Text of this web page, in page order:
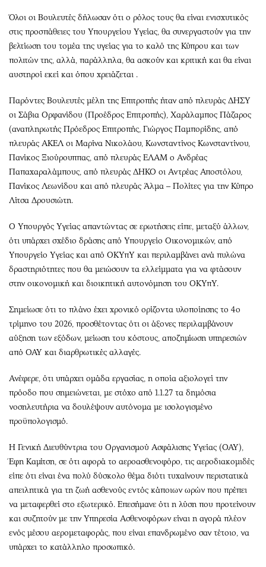
Όλοι οι Βουλευτές δήλωσαν ότι ο ρόλος τους θα είναι ενισχυτικός
στις προσπάθειες του Υπουργείου Υγείας, θα συνεργαστούν για την
βελτίωση του τομέα της υγείας για το καλό της Κύπρου και των
πολιτών της, αλλά, παράλληλα, θα ασκούν και κριτική και θα είναι
αυστηροί εκεί και όπου χρειάζεται .
Παρόντες Βουλευτές μέλη της Επιτροπής ήταν από πλευράς ΔΗΣΥ
οι Σάβια Ορφανίδου (Προέδρος Επιτροπής), Χαράλαμπος Πάζαρος
(αναπληρωτής Πρόεδρος Επιτροπής, Γιώργος Παμπορίδης, από
πλευράς ΑΚΕΛ οι Μαρίνα Νικολάου, Κωνσταντίνος Κωνσταντίνου,
Πανίκος Ξιούρουππας, από πλευράς ΕΛΑΜ ο Ανδρέας
Παπαχαραλάμπους, από πλευράς ΔΗΚΟ οι Αντρέας Αποστόλου,
Πανίκος Λεωνίδου και από πλευράς Άλμα – Πολίτες για την Κύπρο
Λίτσα Δρουσιώτη.
Ο Υπουργός Υγείας απαντώντας σε ερωτήσεις είπε, μεταξύ άλλων,
ότι υπάρχει σχέδιο δράσης από Υπουργείο Οικονομικών, από
Υπουργείο Υγείας και από ΟΚΥπΥ και περιλαμβάνει ανά πυλώνα
δραστηριότητες που θα μειώσουν τα ελλείμματα για να φτάσουν
στην οικονομική και διοικητική αυτονόμηση του ΟΚΥπΥ.
Σημείωσε ότι το πλάνο έχει χρονικό ορίζοντα υλοποίησης το 4ο
τρίμηνο του 2026, προσθέτοντας ότι οι άξονες περιλαμβάνουν
αύξηση των εξόδων, μείωση του κόστους, αποζημίωση υπηρεσιών
από ΟΑΥ και διαρθρωτικές αλλαγές.
Ανέφερε, ότι υπάρχει ομάδα εργασίας, η οποία αξιολογεί την
πρόοδο που σημειώνεται, με στόχο από 1.1.27 τα δημόσια
νοσηλευτήρια να δουλέψουν αυτόνομα με ισολογισμένο
προϋπολογισμό.
Η Γενική Διευθύντρια του Οργανισμού Ασφάλισης Υγείας (ΟΑΥ),
Έφη Καμίτση, σε ότι αφορά το αεροασθενοφόρο, τις αεροδιακομιδές
είπε ότι είναι ένα πολύ δύσκολο θέμα διότι τυχαίνουν περιστατικά
απειλητικά για τη ζωή ασθενούς εντός κάποιων ωρών που πρέπει
να μεταφερθεί στο εξωτερικό. Επεσήμανε ότι η λύση που προτείνουν
και συζητούν με την Υπηρεσία Ασθενοφόρων είναι η αγορά πλέον
ενός μέσου αερομεταφοράς, που είναι επανδρωμένο σαν τέτοιο, να
υπάρχει το κατάλληλο προσωπικό.